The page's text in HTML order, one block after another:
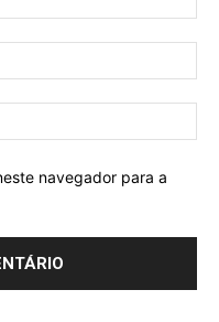
navegador para a